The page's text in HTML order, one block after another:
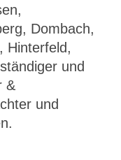
Dombach,
Hinterfeld,
und
&
und